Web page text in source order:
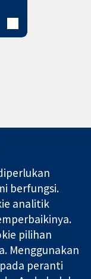
Hubungi kita
Berita
Pejabat
akhbar
Perihal Kami
Pekerjaan
Cochrane
Library
berfungsi.
analitik
pilihan
Menggunakan
peranti